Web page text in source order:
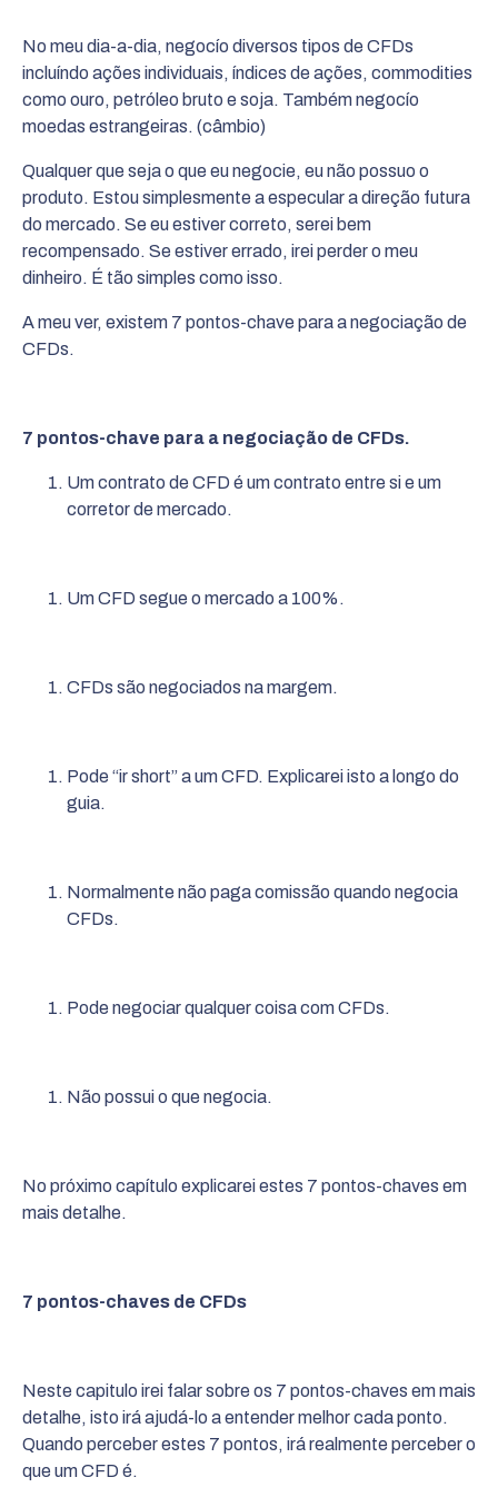
No meu dia-a-dia, negocío diversos tipos de CFDs
incluíndo ações individuais, índices de ações, commodities
como ouro, petróleo bruto e soja. Também negocío
moedas estrangeiras. (câmbio)
Qualquer que seja o que eu negocie, eu não possuo o
produto. Estou simplesmente a especular a direção futura
do mercado. Se eu estiver correto, serei bem
recompensado. Se estiver errado, irei perder o meu
dinheiro. É tão simples como isso.
A meu ver, existem 7 pontos-chave para a negociação de
CFDs.
7 pontos-chave para a negociação de CFDs.
Um contrato de CFD é um contrato entre si e um
corretor de mercado.
Um CFD segue o mercado a 100%.
CFDs são negociados na margem.
Pode “ir short” a um CFD. Explicarei isto a longo do
guia.
Normalmente não paga comissão quando negocia
CFDs.
Pode negociar qualquer coisa com CFDs.
Não possui o que negocia.
No próximo capítulo explicarei estes 7 pontos-chaves em
mais detalhe.
7 pontos-chaves de CFDs
Neste capitulo irei falar sobre os 7 pontos-chaves em mais
detalhe, isto irá ajudá-lo a entender melhor cada ponto.
Quando perceber estes 7 pontos, irá realmente perceber o
que um CFD é.